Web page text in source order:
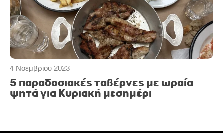
4 Νοεμβρίου 2023
5 παραδοσιακές ταβέρνες με ωραία
ψητά για Κυριακή μεσημέρι